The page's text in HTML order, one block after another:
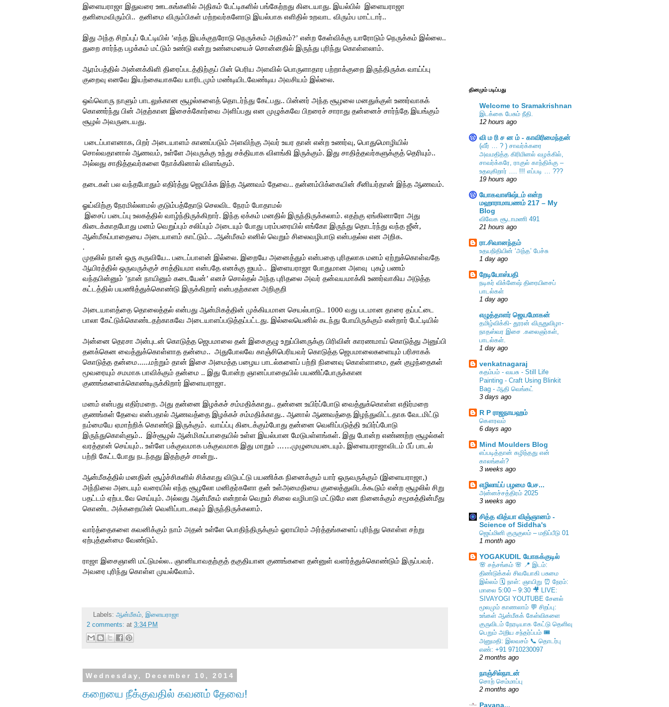
இளையராஜா இதுவரை ஊடகங்களில் அதிகம் பேட்டிகளில் பங்கேற்றது கிடையாது. இயல்பில் இளையராஜா
தனிமைவிரும்பி.. தனிமை விரும்பிகள் மற்றவர்களோடு இயல்பாக எளிதில் உறவாட விரும்ப மாட்டார்..
இது அந்த சிறப்புப் பேட்டியில் ’எந்த இயக்குநரோடு நெருக்கம் அதிகம்?’ என்ற கேள்விக்கு யாரோடும் நெருக்கம் இல்லை..
துறை சார்ந்த பழக்கம் மட்டும் உண்டு என்று உண்மையைச் சொன்னதில் இருந்து புரிந்து கொள்ளலாம்.
ஆரம்பத்தில் அன்னக்கிளி திரைப்படத்திற்குப் பின் பெரிய அளவில் பொருளாதார பற்றாக்குறை இருந்திருக்க வாய்ப்பு
குறைவு எனவே இயற்கையாகவே யாரிடமும் மண்டியிடவேண்டிய அவசியம் இல்லை.
ஒவ்வொரு நாளும் பாடலுக்கான சூழல்களைத் தொடர்ந்து கேட்பது.. பின்னர் அந்த சூழலை மனதுக்குள் உணர்வாகக்
கொணர்ந்து பின் அதற்கான இசைக்கோர்வை அளிப்பது என முழுக்கவே பிறரைச் சாராது தன்னைச் சார்ந்தே இயங்கும்
சூழல் அவருடையது.
படைப்பாளனாக, பிறர் அடையாளம் காணப்படும் அளவிற்கு அவர் உயர தான் என்ற உணர்வு, பொதுமொழியில்
சொல்வதானால் ஆணவம், உள்ளே அவருக்கு உந்து சக்தியாக விளங்கி இருக்கும். இது சாதித்தவர்களுக்குத் தெரியும்..
அல்லது சாதித்தவர்களை நோக்கினால் விளங்கும்.
தடைகள் பல வந்தபோதும் எதிர்த்து ஜெயிக்க இந்த ஆணவம் தேவை.. தன்னம்பிக்கையின் சீனியர்தான் இந்த ஆணவம்.
ஓய்விற்கு நேரமில்லாமல் குடும்பத்தோடு செலவிட நேரம் போதாமல்
இசைப் படைப்பு உலகத்தில் வாழ்ந்திருக்கிறார். இந்த ஏக்கம் மனதில் இருந்திருக்கலாம். எதற்கு ஏங்கினாரோ அது
கிடைக்காதபோது மனம் வெறுப்பும் சலிப்பும் அடையும் போது பரம்பரையில் எங்கோ இருந்து தொடர்ந்து வந்த ஜீன்,
ஆன்மீகப்பாதையை அடையாளம் காட்டும்.. .ஆன்மீகம் எனில் வெறும் சிலைவழிபாடு என்பதல்ல என அறிக.
.
முதலில் நான் ஒரு கருவியே.. படைப்பாளன் இல்லை. இறையே அனைத்தும் என்பதை புரிதலாக மனம் ஏற்றுக்கொள்வதே
ஆயிரத்தில் ஒருவருக்குச் சாத்தியமா என்பதே எனக்கு ஐயம்.. இளையராஜா போதுமான அளவு புகழ் பணம்
வந்தபின்னும் ’நான் நாயினும் கடையேன்’ எனச் சொல்தல் அந்த புரிதலை அவர் தன்வயமாக்கி உணர்வாகிய அடுத்த
கட்டத்தில் பயணித்துக்கொண்டு இருக்கிறார் என்பதற்கான அறிகுறி
அடையாளத்தை தொலைத்தல் என்பது ஆன்மிகத்தின் முக்கியமான செயல்பாடு.. 1000 வது படமான தாரை தப்பட்டை
பாலா கேட்டுக்கொண்டதற்காகவே அடையாளப்படுத்தப்பட்டது. இல்லையெனில் கடந்து போயிருக்கும் என்றார் பேட்டியில்
அன்னை தெரசா அன்புடன் கொடுத்த ஜெபமாலை தன் இசைகுழு உறுப்பினருக்கு பிரிவின் காரணமாய் கொடுத்து அனுப்பி
தனக்கென வைத்துக்கொள்ளாத தன்மை.. அதுபோலவே காஞ்சிபெரியவர் கொடுத்த ஜெபமாலைகளையும் பரிசாகக்
கொடுத்த தன்மை......மற்றும் தான் இசை அமைத்த பழைய பாடல்களைப் பற்றி நினைவு கொள்ளாமை, தன் குழந்தைகள்
மூவரையும் சமமாக பாவிக்கும் தன்மை .. இது போன்ற ஞானப்பாதையில் பயணிப்போருக்கான
குணங்களைக்கொண்டிருக்கிறார் இளையராஜா.
மனம் என்பது எதிர்மறை. அது தன்னை இழக்கச் சம்மதிக்காது.. தன்னை உயிர்ப்போடு வைத்துக்கொள்ள எதிர்மறை
குணங்கள் தேவை என்பதால் ஆணவத்தை இழக்கச் சம்மதிக்காது.. ஆனால் ஆணவத்தை இழந்துவிட்டதாக வேடமிட்டு
நம்மையே ஏமாற்றிக் கொண்டு இருக்கும். வாய்ப்பு கிடைக்கும்போது தன்னை வெளிப்படுத்தி உயிர்ப்போடு
இருந்துகொள்ளும்.. இச்சூழல் ஆன்மிகப்பாதையில் உள்ள இயல்பான மேடுபள்ளங்கள். இது போன்ற எண்ணற்ற சூழல்கள்
வரத்தான் செய்யும்.. உள்ளே பக்குவமாக பக்குவமாக இது மாறும் ……முழுமையடையும். இளையராஜாவிடம் பீப் பாடல்
பற்றி கேட்டபோது நடந்தது இதற்குச் சான்று..
ஆன்மீகத்தில் மனதின் சூழ்ச்சிகளில் சிக்காது விடுபட்டு பயணிக்க நினைக்கும் யார் ஒருவருக்கும் (இளையராஜா,)
அந்நிலை அடையும் வரையில் எந்த சூழலோ மனிதர்களோ தன் உள்அமைதியை குலைத்துவிடக்கூடும் என்ற சூழலில் சிறு
பதட்டம் ஏற்படவே செய்யும். அல்லது ஆன்மீகம் என்றால் வெறும் சிலை வழிபாடு மட்டுமே என நினைக்கும் சமூகத்தின்மீது
கொண்ட அக்கறையின் வெளிப்பாடகவும் இருந்திருக்கலாம்.
வார்த்தைகளை கவனிக்கும் நாம் அதன் உள்ளே பொதிந்திருக்கும் ஓராயிரம் அர்த்தங்களைப் புரிந்து கொள்ள சற்று
ஏற்புத்தன்மை வேண்டும்.
ராஜா இசைஞானி மட்டுமல்ல.. ஞானியாவதற்குத் தகுதியான குணங்களை தன்னுள் வளர்த்துக்கொண்டும் இருப்பவர்.
அவரை புரிந்து கொள்ள முயல்வோம்.
Labels: ஆன்மீகம், இளையராஜா
2 comments: at 3:34 PM
Wednesday, December 10, 2014
கறையை நீக்குவதில் கவனம் தேவை!
தினமும் படிப்பது
Welcome to Sramakrishnan
இடக்கை பேசும் நீதி.
12 hours ago
வி ம ரி ச ன ம் - காவிரிமைந்தன்
(வீர் … ? ) சாவர்க்கரை
அவமதித்த கிரிமினல் வழக்கில்,
சாவர்க்கரே, ராகுல் காந்திக்கு –
உதவுகிறார் …. !!! எப்படி … ???
19 hours ago
யோகவாஸிஷ்டம் என்ற
மஹாராமாயணம் 217 – My
Blog
விவேக சூடாமணி 491
21 hours ago
ரா.சிவானந்தம்
உதயநிதியின் ‘அந்த’ பேச்சு
1 day ago
றேடியோஸ்பதி
நடிகர் விக்னேஷ் திரையிசைப்
பாடல்கள்
1 day ago
எழுத்தாளர் ஜெயமோகன்
தமிழ்விக்கி- தூரன் விருதுவிழா-
நாதஸ்வர இசை .கலைஞர்கள்,
பாடல்கள்.
1 day ago
venkatnagaraj
கதம்பம் - வயசு - Still Life
Painting - Craft Using Blinkit
Bag - ஆதி வெங்கட்
3 days ago
R P ராஜநாயஹம்
கௌரவம்
6 days ago
Mind Moulders Blog
எப்படித்தான் கழிந்தது என்
காலங்கள்?
3 weeks ago
எழிலாய்ப் பழமை பேச...
அன்னச்சத்திரம் 2025
3 weeks ago
சித்த வித்யா விஞ்ஞானம் -
Science of Siddha's
ஜெய்மினி குருகுலம் – மதிப்பீடு 01
1 month ago
YOGAKUDIL யோகக்குடில்
🌸 சத்சங்கம் 🌸 📍 இடம்:
திண்டுக்கல் சிவயோகி பசுமை
இல்லம் 🗓️ நாள்: ஞாயிறு ⏰ நேரம்:
மாலை 5:00 – 9:30 🎥 LIVE:
SIVAYOGI YOUTUBE சேனல்
மூலமும் காணலாம் 💬 சிறப்பு:
உங்கள் ஆன்மீகக் கேள்விகளை
குருவிடம் நேரடியாக கேட்டு தெளிவு
பெறும் அறிய சந்தர்ப்பம் 🎟️
அனுமதி: இலவசம் 📞 தொடர்பு
எண்: +91 9710230097
2 months ago
நாஞ்சில்நாடன்
சொற் செம்மாப்பு
2 months ago
Payana...